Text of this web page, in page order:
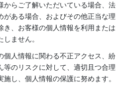
からご了解いただいている場合、法
がある場合、およびその他正当な理
き、お客様の個人情報を利用または
ません。
個人情報に関わる不正アクセス、紛
等のリスクに対して、適切且つ合理
施し、個人情報の保護に努めます。